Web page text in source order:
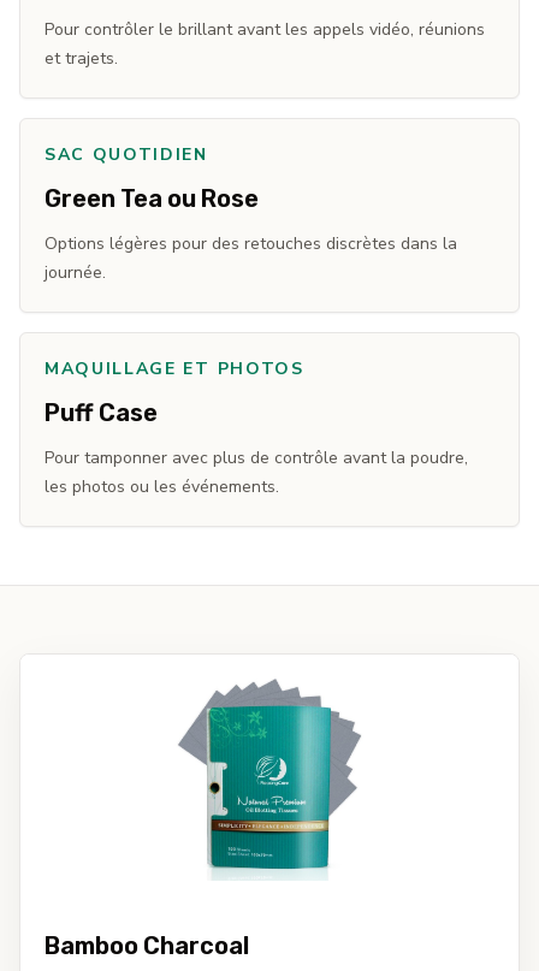
Pour contrôler le brillant avant les appels vidéo, réunions
et trajets.
SAC QUOTIDIEN
Green Tea ou Rose
Options légères pour des retouches discrètes dans la
journée.
MAQUILLAGE ET PHOTOS
Puff Case
Pour tamponner avec plus de contrôle avant la poudre,
les photos ou les événements.
Bamboo Charcoal